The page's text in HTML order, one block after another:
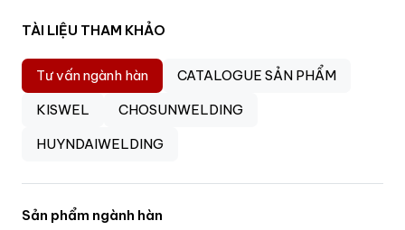
TÀI LIỆU THAM KHẢO
Tư vấn ngành hàn
CATALOGUE SẢN PHẨM
KISWEL
CHOSUNWELDING
HUYNDAIWELDING
Sản phẩm ngành hàn